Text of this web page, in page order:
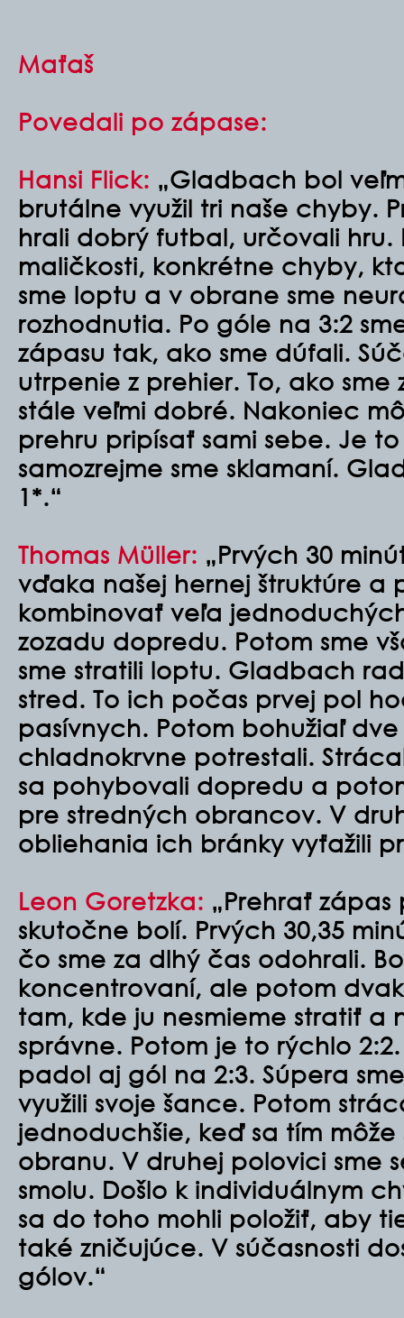
Maťaš
Povedali po zápase:
Hansi Flick: „Gladbach bol
brutálne využil tri naše chyby.
hrali dobrý futbal, určovali hru.
maličkosti, konkrétne chyby,
sme loptu a v obrane sme
rozhodnutia. Po góle na 3:2
zápasu tak, ako sme dúfali.
utrpenie z prehier. To, ako
stále veľmi dobré. Nakoniec
prehru pripísať sami sebe. Je
samozrejme sme sklamaní.
1*.“
Thomas Müller: „Prvých 30
vďaka našej hernej štruktúre a
kombinovať veľa
zozadu dopredu. Potom sme
sme stratili loptu. Gladbach
stred. To ich počas prvej pol
pasívnych. Potom bohužiaľ
chladnokrvne potrestali.
sa pohybovali dopredu a
pre stredných obrancov. V
obliehania ich bránky vyťažili
Leon Goretzka: „Prehrať
skutočne bolí. Prvých 30,35
čo sme za dlhý čas odohrali.
koncentrovaní, ale potom
tam, kde ju nesmieme stratiť a
správne. Potom je to rýchlo
padol aj gól na 2:3. Súpera
využili svoje šance. Potom
jednoduchšie, keď sa tím
obranu. V druhej polovici sme
smolu. Došlo k individuálnym
sa do toho mohli položiť, aby
také zničujúce. V súčasnosti
gólov.“